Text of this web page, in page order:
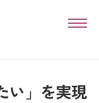
toggle
い」を実現